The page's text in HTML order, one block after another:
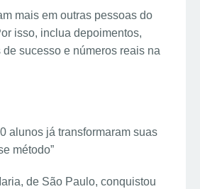
mais em outras pessoas do
isso, inclua depoimentos,
sucesso e números reais na
alunos já transformaram suas
método”
de São Paulo, conquistou